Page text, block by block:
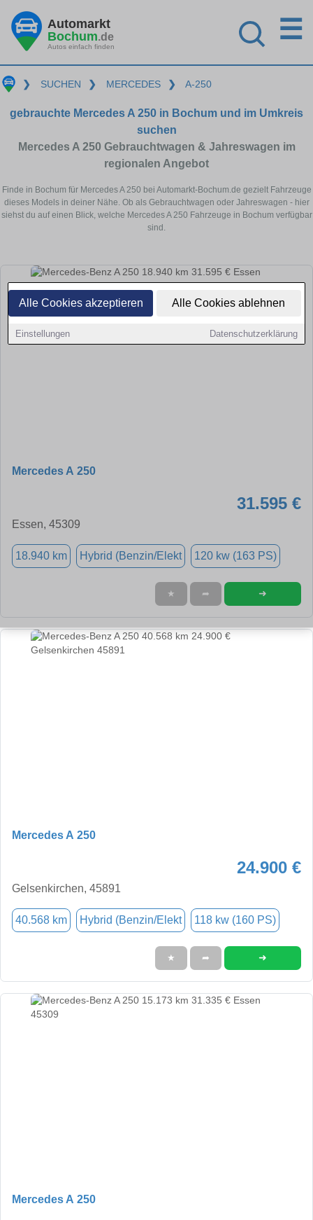
Alle Cookies akzeptieren Alle Cookies ablehnen
Einstellungen Datenschutzerklärung
Automarkt
Bochum.de
Autos einfach finden
☰
❯ SUCHEN ❯ MERCEDES ❯ A-250
gebrauchte Mercedes A 250 in Bochum und im Umkreis
suchen
Mercedes A 250 Gebrauchtwagen & Jahreswagen im
regionalen Angebot
Finde in Bochum für Mercedes A 250 bei Automarkt-Bochum.de gezielt Fahrzeuge
dieses Models in deiner Nähe. Ob als Gebrauchtwagen oder Jahreswagen - hier
siehst du auf einen Blick, welche Mercedes A 250 Fahrzeuge in Bochum verfügbar
sind.
Mercedes A 250
31.595 €
Essen, 45309
18.940 km Hybrid (Benzin/Elekt 120 kw (163 PS)
★ ➦ ➜
Mercedes A 250
24.900 €
Gelsenkirchen, 45891
40.568 km Hybrid (Benzin/Elekt 118 kw (160 PS)
★ ➦ ➜
Mercedes A 250